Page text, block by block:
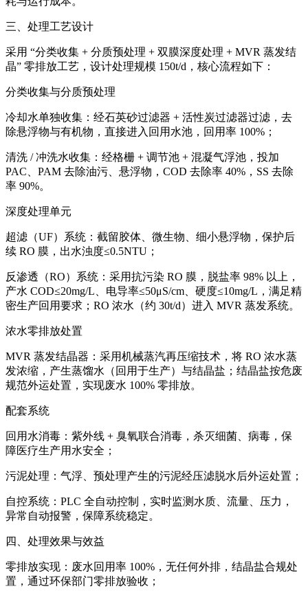
三、处理工艺设计
采用 “分类收集 + 分质预处理 + 双膜深度处理 + MVR 蒸发结
晶” 零排放工艺，设计处理规模 150t/d，核心流程如下：
分类收集与分质预处理
冷却水单独收集：经石英砂过滤器 + 活性炭过滤器过滤，去
除悬浮物与有机物，直接进入回用水池，回用率 100%；
清洗 / 冲洗水收集：经格栅 + 调节池 + 混凝气浮池，投加
PAC、PAM 去除油污、悬浮物，COD 去除率 40%，SS 去除
率 90%。
深度处理单元
超滤（UF）系统：截留胶体、微生物、细小悬浮物，保护后
续 RO 膜，出水浊度≤0.5NTU；
反渗透（RO）系统：采用抗污染 RO 膜，脱盐率 98% 以上，
产水 COD≤20mg/L、电导率≤50μS/cm、硬度≤10mg/L，满足精
密生产回用要求；RO 浓水（约 30t/d）进入 MVR 蒸发系统。
浓水零排放处置
MVR 蒸发结晶器：采用机械蒸汽再压缩技术，将 RO 浓水蒸
发浓缩，产生蒸馏水（回用于生产）与结晶盐；结晶盐按危废
规范外运处置，实现废水 100% 零排放。
配套系统
回用水消毒：紫外线 + 臭氧联合消毒，杀灭细菌、病毒，保
障医疗生产用水安全；
污泥处理：气浮、预处理产生的污泥经压滤脱水后外运处置；
自控系统：PLC 全自动控制，实时监测水质、流量、压力，
异常自动报警，保障系统稳定。
四、处理效果与效益
零排放实现：废水回用率 100%，无任何外排，结晶盐合规处
置，通过环保部门零排放验收；